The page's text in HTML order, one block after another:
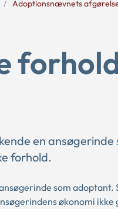
Adoptionsnævnets
en
forhold.
som
økonomi